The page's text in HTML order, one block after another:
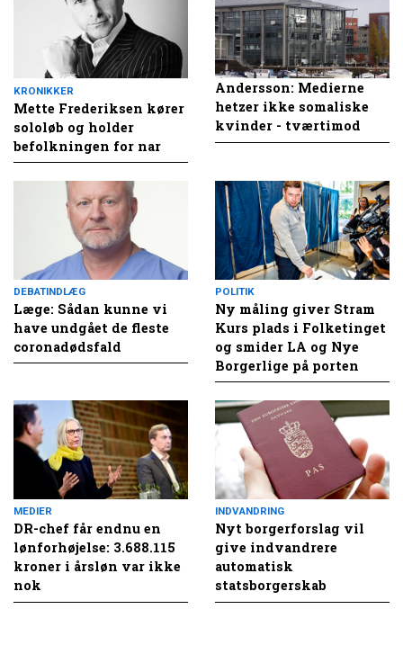
KRONIKKER
Mette Frederiksen kører
sololøb og holder
befolkningen for nar
Andersson: Medierne
hetzer ikke somaliske
kvinder - tværtimod
DEBATINDLÆG
Læge: Sådan kunne vi
have undgået de fleste
coronadødsfald
POLITIK
Ny måling giver Stram
Kurs plads i Folketinget
og smider LA og Nye
Borgerlige på porten
MEDIER
DR-chef får endnu en
lønforhøjelse: 3.688.115
kroner i årsløn var ikke
nok
INDVANDRING
Nyt borgerforslag vil
give indvandrere
automatisk
statsborgerskab